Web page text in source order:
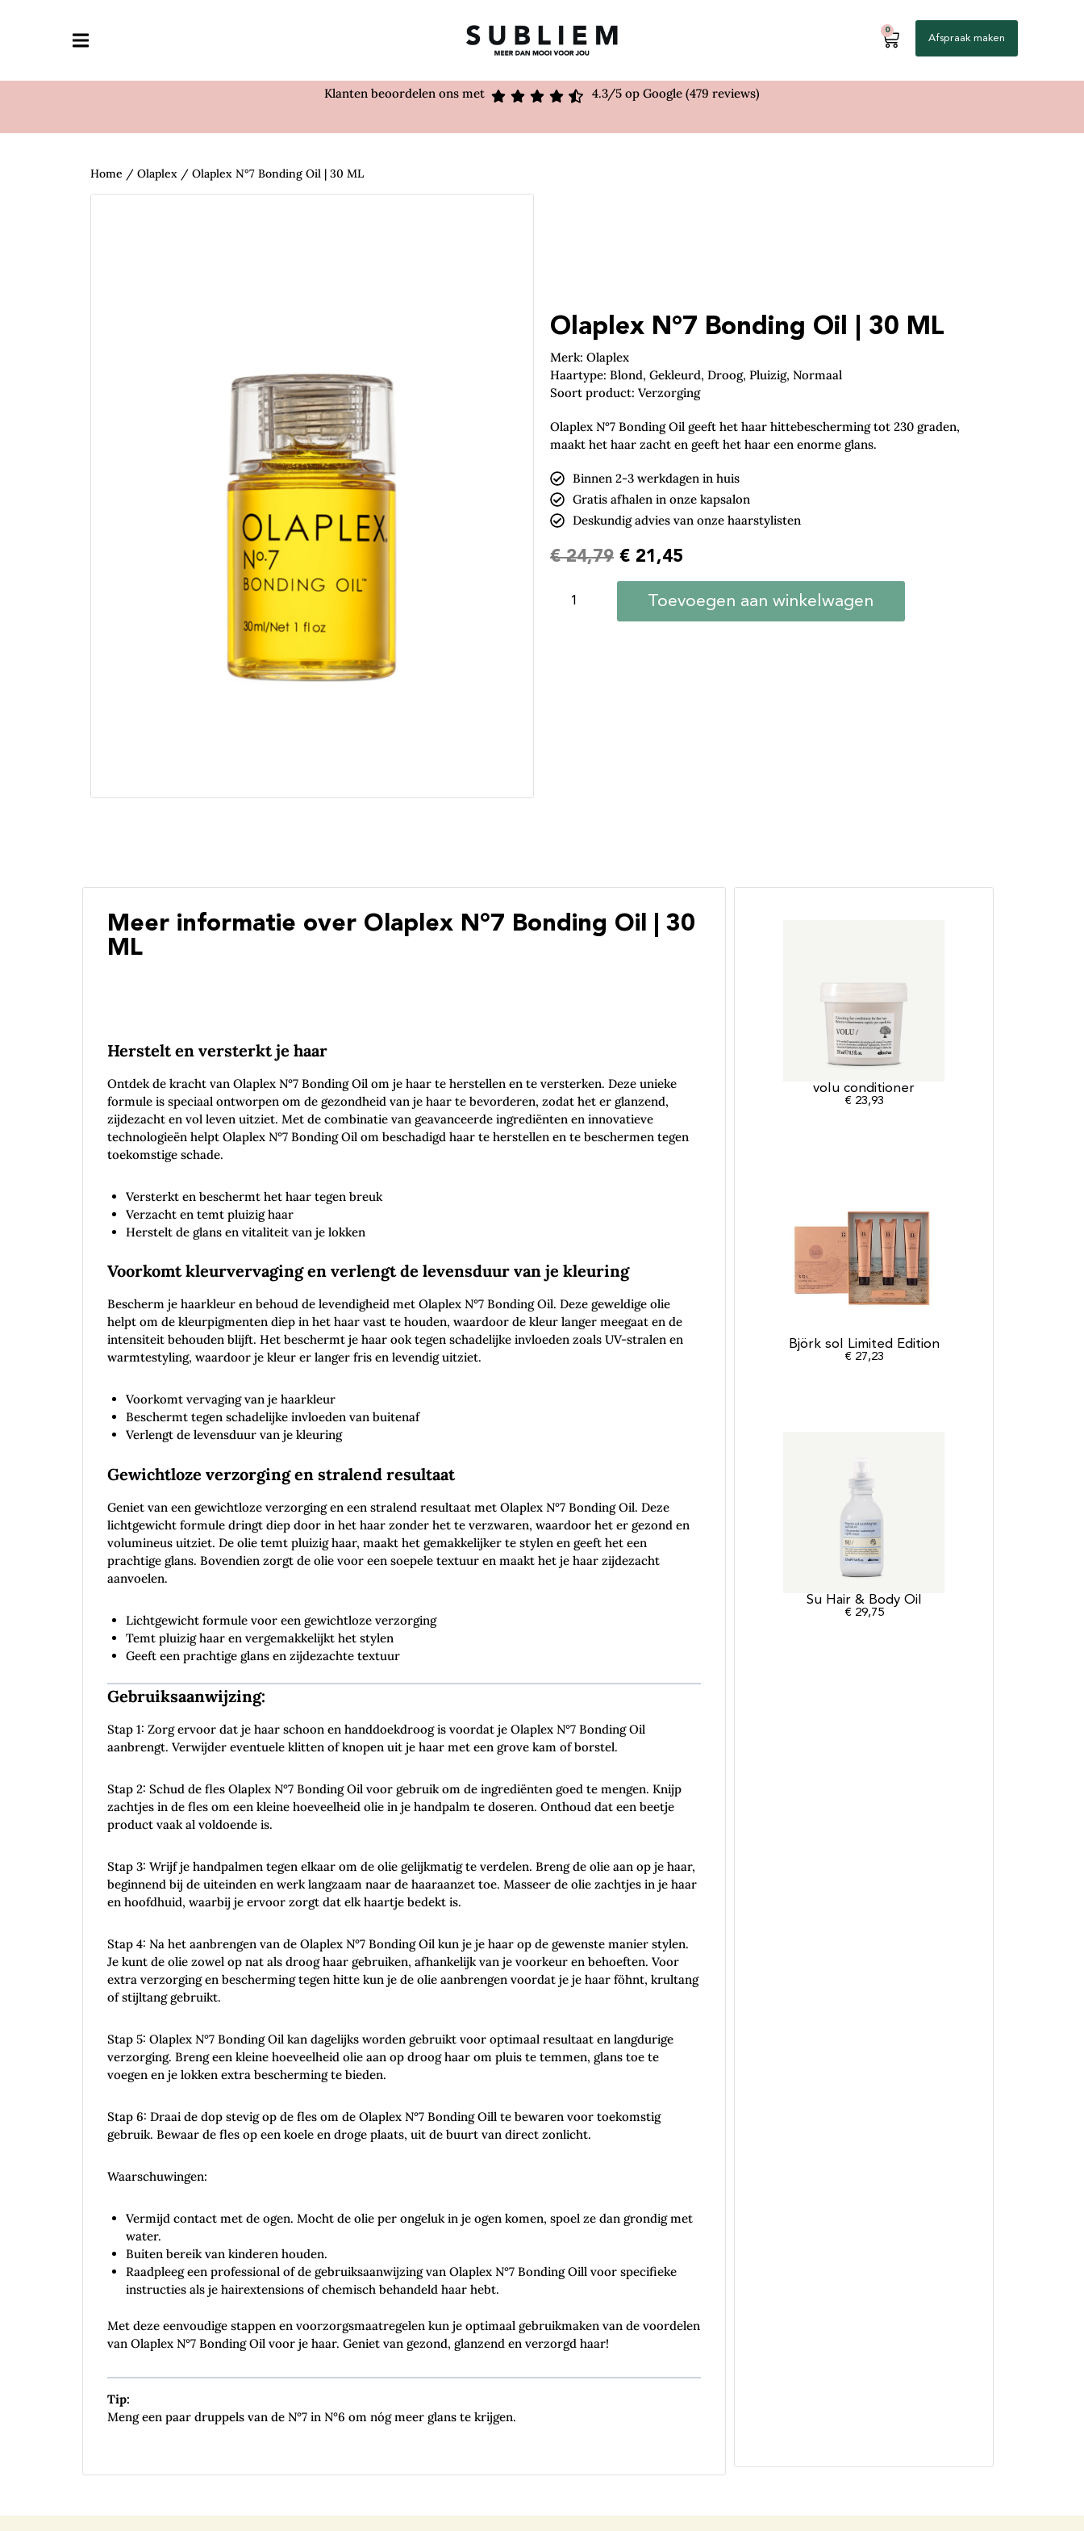
0
Afspraak maken
Klanten beoordelen ons met 4.3/5 op Google (479 reviews)
Home / Olaplex / Olaplex N°7 Bonding Oil | 30 ML
Olaplex N°7 Bonding Oil | 30 ML
Merk: Olaplex
Haartype: Blond, Gekleurd, Droog, Pluizig, Normaal
Soort product: Verzorging
Olaplex N°7 Bonding Oil geeft het haar hittebescherming tot 230 graden,
maakt het haar zacht en geeft het haar een enorme glans.
Binnen 2-3 werkdagen in huis
Gratis afhalen in onze kapsalon
Deskundig advies van onze haarstylisten
€24,79 € 21,45
Toevoegen aan winkelwagen
Meer informatie over Olaplex N°7 Bonding Oil | 30
ML
Herstelt en versterkt je haar
Ontdek de kracht van Olaplex N°7 Bonding Oil om je haar te herstellen en te versterken. Deze unieke
formule is speciaal ontworpen om de gezondheid van je haar te bevorderen, zodat het er glanzend,
zijdezacht en vol leven uitziet. Met de combinatie van geavanceerde ingrediënten en innovatieve
technologieën helpt Olaplex N°7 Bonding Oil om beschadigd haar te herstellen en te beschermen tegen
toekomstige schade.
Versterkt en beschermt het haar tegen breuk
Verzacht en temt pluizig haar
Herstelt de glans en vitaliteit van je lokken
Voorkomt kleurvervaging en verlengt de levensduur van je kleuring
Bescherm je haarkleur en behoud de levendigheid met Olaplex N°7 Bonding Oil. Deze geweldige olie
helpt om de kleurpigmenten diep in het haar vast te houden, waardoor de kleur langer meegaat en de
intensiteit behouden blijft. Het beschermt je haar ook tegen schadelijke invloeden zoals UV-stralen en
warmtestyling, waardoor je kleur er langer fris en levendig uitziet.
Voorkomt vervaging van je haarkleur
Beschermt tegen schadelijke invloeden van buitenaf
Verlengt de levensduur van je kleuring
Gewichtloze verzorging en stralend resultaat
Geniet van een gewichtloze verzorging en een stralend resultaat met Olaplex N°7 Bonding Oil. Deze
lichtgewicht formule dringt diep door in het haar zonder het te verzwaren, waardoor het er gezond en
volumineus uitziet. De olie temt pluizig haar, maakt het gemakkelijker te stylen en geeft het een
prachtige glans. Bovendien zorgt de olie voor een soepele textuur en maakt het je haar zijdezacht
aanvoelen.
Lichtgewicht formule voor een gewichtloze verzorging
Temt pluizig haar en vergemakkelijkt het stylen
Geeft een prachtige glans en zijdezachte textuur
Gebruiksaanwijzing:
Stap 1: Zorg ervoor dat je haar schoon en handdoekdroog is voordat je Olaplex N°7 Bonding Oil
aanbrengt. Verwijder eventuele klitten of knopen uit je haar met een grove kam of borstel.
Stap 2: Schud de fles Olaplex N°7 Bonding Oil voor gebruik om de ingrediënten goed te mengen. Knijp
zachtjes in de fles om een kleine hoeveelheid olie in je handpalm te doseren. Onthoud dat een beetje
product vaak al voldoende is.
Stap 3: Wrijf je handpalmen tegen elkaar om de olie gelijkmatig te verdelen. Breng de olie aan op je haar,
beginnend bij de uiteinden en werk langzaam naar de haaraanzet toe. Masseer de olie zachtjes in je haar
en hoofdhuid, waarbij je ervoor zorgt dat elk haartje bedekt is.
Stap 4: Na het aanbrengen van de Olaplex N°7 Bonding Oil kun je je haar op de gewenste manier stylen.
Je kunt de olie zowel op nat als droog haar gebruiken, afhankelijk van je voorkeur en behoeften. Voor
extra verzorging en bescherming tegen hitte kun je de olie aanbrengen voordat je je haar föhnt, krultang
of stijltang gebruikt.
Stap 5: Olaplex N°7 Bonding Oil kan dagelijks worden gebruikt voor optimaal resultaat en langdurige
verzorging. Breng een kleine hoeveelheid olie aan op droog haar om pluis te temmen, glans toe te
voegen en je lokken extra bescherming te bieden.
Stap 6: Draai de dop stevig op de fles om de Olaplex N°7 Bonding Oill te bewaren voor toekomstig
gebruik. Bewaar de fles op een koele en droge plaats, uit de buurt van direct zonlicht.
Waarschuwingen:
Vermijd contact met de ogen. Mocht de olie per ongeluk in je ogen komen, spoel ze dan grondig met
water.
Buiten bereik van kinderen houden.
Raadpleeg een professional of de gebruiksaanwijzing van Olaplex N°7 Bonding Oill voor specifieke
instructies als je hairextensions of chemisch behandeld haar hebt.
Met deze eenvoudige stappen en voorzorgsmaatregelen kun je optimaal gebruikmaken van de voordelen
van Olaplex N°7 Bonding Oil voor je haar. Geniet van gezond, glanzend en verzorgd haar!
Tip:
Meng een paar druppels van de N°7 in N°6 om nóg meer glans te krijgen.
volu conditioner
€ 23,93
Björk sol Limited Edition
€ 27,23
Su Hair & Body Oil
€ 29,75